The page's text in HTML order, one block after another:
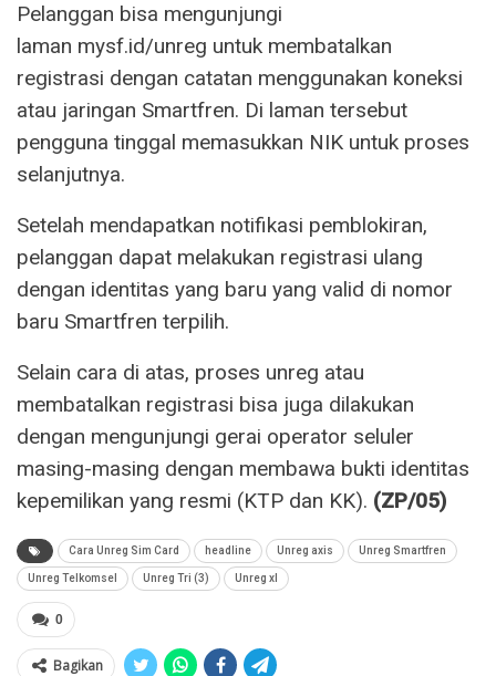
Pelanggan bisa mengunjungi
laman mysf.id/unreg untuk membatalkan
registrasi dengan catatan menggunakan koneksi
atau jaringan Smartfren. Di laman tersebut
pengguna tinggal memasukkan NIK untuk proses
selanjutnya.
Setelah mendapatkan notifikasi pemblokiran,
pelanggan dapat melakukan registrasi ulang
dengan identitas yang baru yang valid di nomor
baru Smartfren terpilih.
Selain cara di atas, proses unreg atau
membatalkan registrasi bisa juga dilakukan
dengan mengunjungi gerai operator seluler
masing-masing dengan membawa bukti identitas
kepemilikan yang resmi (KTP dan KK). (ZP/05)
Cara Unreg Sim Card headline Unreg axis Unreg Smartfren
Unreg Telkomsel Unreg Tri (3) Unreg xl
0
Bagikan